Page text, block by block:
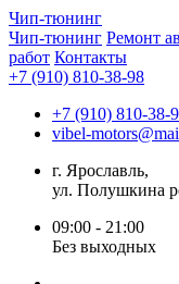
Чип-тюнинг
Чип-тюнинг Ремонт
работ Контакты
+7 (910) 810-38-98
+7 (910) 810-38-
vibel-
г. Ярославль,
ул. Полушкина
09:00 - 21:00
Без выходных